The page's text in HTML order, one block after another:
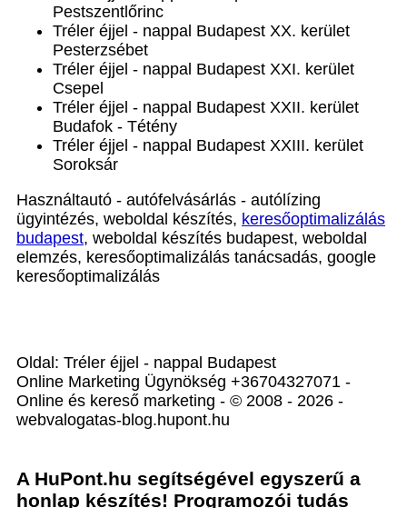
Pestszentlőrinc
Tréler éjjel - nappal Budapest XX. kerület
Pesterzsébet
Tréler éjjel - nappal Budapest XXI. kerület
Csepel
Tréler éjjel - nappal Budapest XXII. kerület
Budafok - Tétény
Tréler éjjel - nappal Budapest XXIII. kerület
Soroksár
Használtautó - autófelvásárlás - autólízing
ügyintézés, weboldal készítés, keresőoptimalizálás
budapest, weboldal készítés budapest, weboldal
elemzés, keresőoptimalizálás tanácsadás, google
keresőoptimalizálás
Oldal: Tréler éjjel - nappal Budapest
Online Marketing Ügynökség +36704327071 -
Online és kereső marketing - © 2008 - 2026 -
webvalogatas-blog.hupont.hu
A HuPont.hu segítségével egyszerű a
honlap készítés! Programozói tudás